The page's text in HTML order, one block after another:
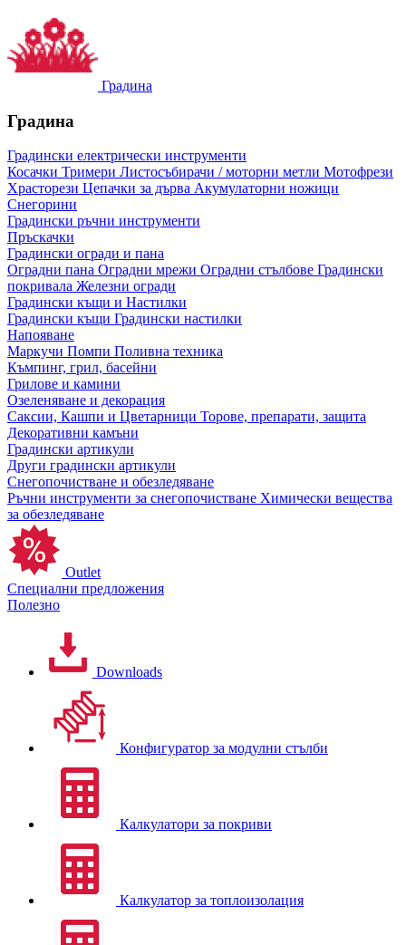
Градина
Градина
Градински електрически инструменти
Косачки Тримери Листосъбирачи / моторни метли Мотофрези
Храсторези Цепачки за дърва Акумулаторни ножици
Снегорини
Градински ръчни инструменти
Пръскачки
Градински огради и пана
Оградни пана Оградни мрежи Оградни стълбове Градински
покривала Железни огради
Градински къщи и Настилки
Градински къщи Градински настилки
Напояване
Маркучи Помпи Поливна техника
Къмпинг, грил, басейни
Грилове и камини
Озеленяване и декорация
Саксии, Кашпи и Цветарници Торове, препарати, защита
Декоративни камъни
Градински артикули
Други градински артикули
Снегопочистване и обезледяване
Ръчни инструменти за снегопочистване Химически вещества
за обезледяване
Outlet
Специални предложения
Полезно
Downloads
Конфигуратор за модулни стълби
Калкулатори за покриви
Калкулатор за топлоизолация